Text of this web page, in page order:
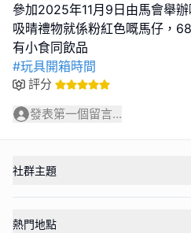
參加2025年11月9日由馬會舉
吸晴禮物就係粉紅色嘅馬仔，
#玩具開箱時間
評分
發表第一個留言...
社群主題
熱門地點